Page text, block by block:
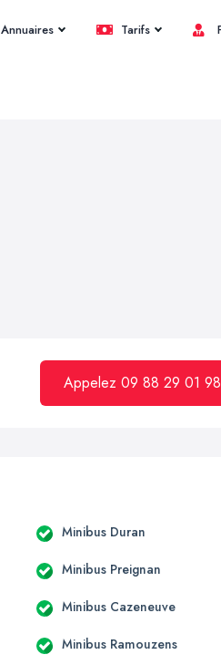
Annuaires Tarifs
Appelez 09 88 29 01 98
Minibus Duran
Minibus Preignan
Minibus Cazeneuve
Minibus Ramouzens